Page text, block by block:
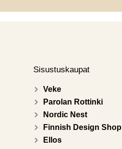
Sisustuskaupat
Veke
Parolan Rottinki
Nordic Nest
Finnish Design Shop
Ellos